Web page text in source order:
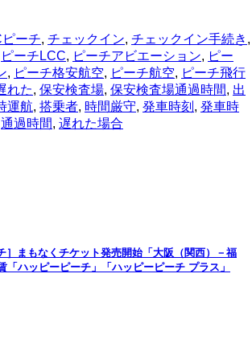
ピーチ, チェックイン, チェックイン手続き ,
ピーチLCC, ピーチアビエーション, ピー
, ピーチ格安航空, ピーチ航空, ピーチ飛行
れた, 保安検査場, 保安検査場通過時間, 出
運航, 搭乗者, 時間厳守, 発車時刻 , 発車時
通過時間, 遅れた場合
］まもなくチケット発売開始「大阪（関西）－福
「ハッピーピーチ」「ハッピーピーチ プラス」